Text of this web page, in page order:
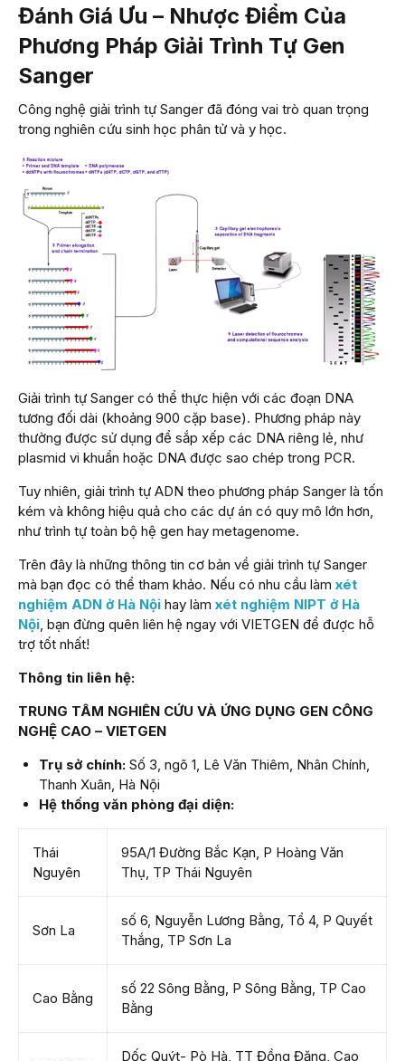
Đánh Giá Ưu – Nhược Điểm Của
Phương Pháp Giải Trình Tự Gen
Sanger
Công nghệ giải trình tự Sanger đã đóng vai trò quan trọng
trong nghiên cứu sinh học phân tử và y học.
Giải trình tự Sanger có thể thực hiện với các đoạn DNA
tương đối dài (khoảng 900 cặp base). Phương pháp này
thường được sử dụng để sắp xếp các DNA riêng lẻ, như
plasmid vi khuẩn hoặc DNA được sao chép trong PCR.
Tuy nhiên, giải trình tự ADN theo phương pháp Sanger là tốn
kém và không hiệu quả cho các dự án có quy mô lớn hơn,
như trình tự toàn bộ hệ gen hay metagenome.
Trên đây là những thông tin cơ bản về giải trình tự Sanger
mà bạn đọc có thể tham khảo. Nếu có nhu cầu làm xét
nghiệm ADN ở Hà Nội hay làm xét nghiệm NIPT ở Hà
Nội, bạn đừng quên liên hệ ngay với VIETGEN để được hỗ
trợ tốt nhất!
Thông tin liên hệ:
TRUNG TÂM NGHIÊN CỨU VÀ ỨNG DỤNG GEN CÔNG
NGHỆ CAO – VIETGEN
Trụ sở chính:Số 3, ngõ 1, Lê Văn Thiêm, Nhân Chính,
Thanh Xuân, Hà Nội
Hệ thống văn phòng đại diện:
Thái
Nguyên
95A/1 Đường Bắc Kạn, P Hoàng Văn
Thụ, TP Thái Nguyên
Sơn La
số 6, Nguyễn Lương Bằng, Tổ 4, P Quyết
Thắng, TP Sơn La
Cao Bằng
số 22 Sông Bằng, P Sông Bằng, TP Cao
Bằng
Dốc Quýt- Pò Hà, TT Đồng Đăng, Cao